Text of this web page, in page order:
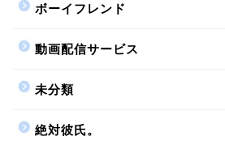
ボーイフレンド
動画配信サービス
未分類
絶対彼氏。